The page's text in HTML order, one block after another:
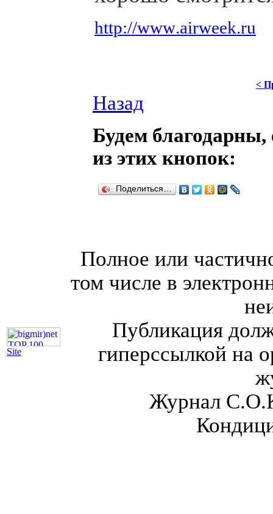
http://www.airweek.ru
<
Назад
Будем благодарны,
из этих кнопок:
Поделиться…
Site
Полное или
том числе в
Публикация
гиперссылкой на
Журнал